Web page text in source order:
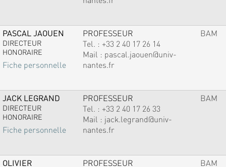
PASCAL JAOUEN
DIRECTEUR
HONORAIRE
Fiche personnelle
PROFESSEUR
Tel. : +33 2 40 17 26 14
Mail : pascal.jaouen@univ-
nantes.fr
BAM
JACK LEGRAND
DIRECTEUR
HONORAIRE
Fiche personnelle
PROFESSEUR
Tel. : +33 2 40 17 26 33
Mail : jack.legrand@univ-
nantes.fr
BAM
OLIVIER
PROFESSEUR
BAM